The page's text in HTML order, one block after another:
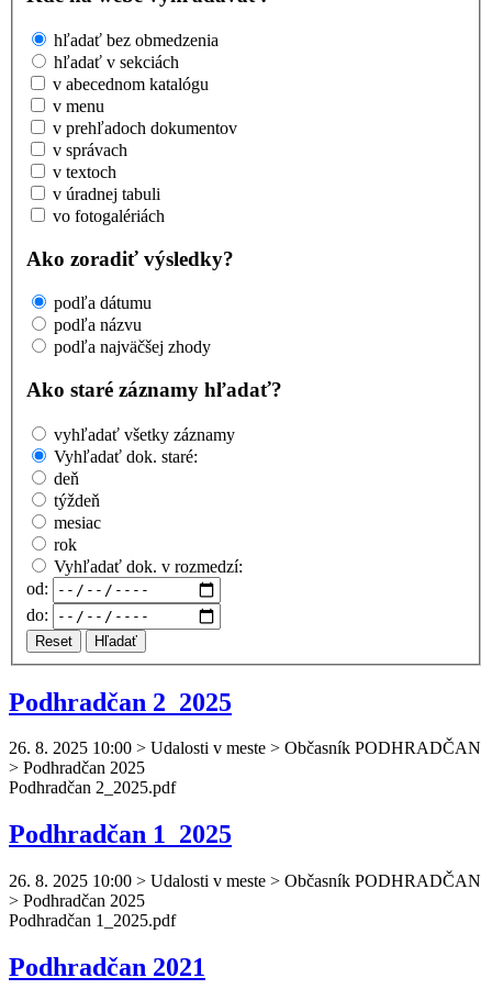
hľadať bez obmedzenia
hľadať v sekciách
v abecednom katalógu
v menu
v prehľadoch dokumentov
v správach
v textoch
v úradnej tabuli
vo fotogalériách
Ako zoradiť výsledky?
podľa dátumu
podľa názvu
podľa najväčšej zhody
Ako staré záznamy hľadať?
vyhľadať všetky záznamy
Vyhľadať dok. staré:
deň
týždeň
mesiac
rok
Vyhľadať dok. v rozmedzí:
od:
do:
Reset Hľadať
Podhradčan 2_2025
26. 8. 2025 10:00 > Udalosti v meste > Občasník PODHRADČAN
> Podhradčan 2025
Podhradčan 2_2025.pdf
Podhradčan 1_2025
26. 8. 2025 10:00 > Udalosti v meste > Občasník PODHRADČAN
> Podhradčan 2025
Podhradčan 1_2025.pdf
Podhradčan 2021